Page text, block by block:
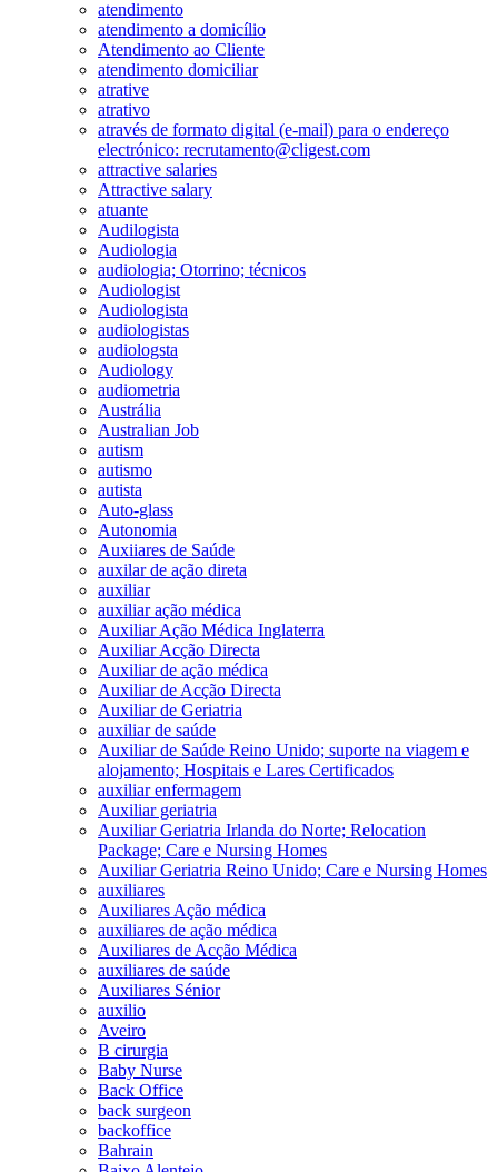
atendimento
atendimento a domicílio
Atendimento ao Cliente
atendimento domiciliar
atrative
atrativo
através de formato digital (e-mail) para o endereço
electrónico: recrutamento@cligest.com
attractive salaries
Attractive salary
atuante
Audilogista
Audiologia
audiologia; Otorrino; técnicos
Audiologist
Audiologista
audiologistas
audiologsta
Audiology
audiometria
Austrália
Australian Job
autism
autismo
autista
Auto-glass
Autonomia
Auxiiares de Saúde
auxilar de ação direta
auxiliar
auxiliar ação médica
Auxiliar Ação Médica Inglaterra
Auxiliar Acção Directa
Auxiliar de ação médica
Auxiliar de Acção Directa
Auxiliar de Geriatria
auxiliar de saúde
Auxiliar de Saúde Reino Unido; suporte na viagem e
alojamento; Hospitais e Lares Certificados
auxiliar enfermagem
Auxiliar geriatria
Auxiliar Geriatria Irlanda do Norte; Relocation
Package; Care e Nursing Homes
Auxiliar Geriatria Reino Unido; Care e Nursing Homes
auxiliares
Auxiliares Ação médica
auxiliares de ação médica
Auxiliares de Acção Médica
auxiliares de saúde
Auxiliares Sénior
auxilio
Aveiro
B cirurgia
Baby Nurse
Back Office
back surgeon
backoffice
Bahrain